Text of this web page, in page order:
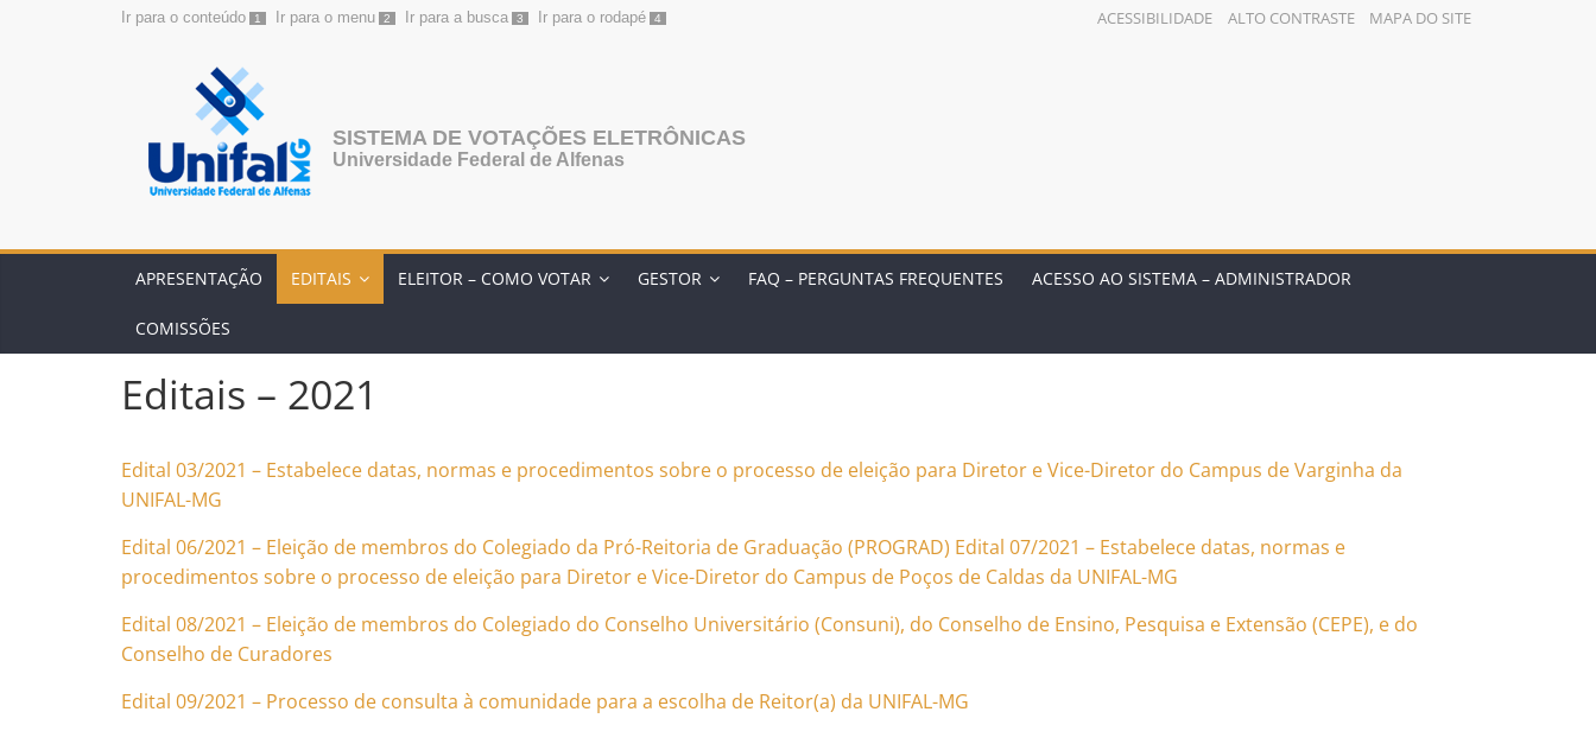
Ir para o conteúdo 1 Ir para o menu 2 Ir para a busca 3 Ir para o rodapé 4 ACESSIBILIDADE ALTO CONTRASTE MAPA DO SITE
SISTEMA DE VOTAÇÕES ELETRÔNICAS
Universidade Federal de Alfenas
APRESENTAÇÃO EDITAIS ELEITOR – COMO VOTAR GESTOR FAQ – PERGUNTAS FREQUENTES ACESSO AO SISTEMA – ADMINISTRADOR
COMISSÕES
Editais – 2021
Edital 03/2021 – Estabelece datas, normas e procedimentos sobre o processo de eleição para Diretor e Vice-Diretor do Campus de Varginha da
UNIFAL-MG
Edital 06/2021 – Eleição de membros do Colegiado da Pró-Reitoria de Graduação (PROGRAD) Edital 07/2021 – Estabelece datas, normas e
procedimentos sobre o processo de eleição para Diretor e Vice-Diretor do Campus de Poços de Caldas da UNIFAL-MG
Edital 08/2021 – Eleição de membros do Colegiado do Conselho Universitário (Consuni), do Conselho de Ensino, Pesquisa e Extensão (CEPE), e do
Conselho de Curadores
Edital 09/2021 – Processo de consulta à comunidade para a escolha de Reitor(a) da UNIFAL-MG